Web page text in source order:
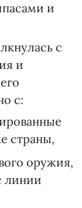
и
с
и
с:
страны,
оружия,
линии